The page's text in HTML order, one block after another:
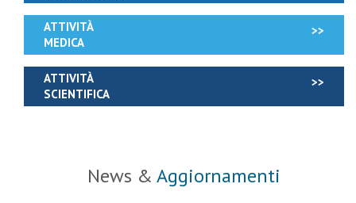
ATTIVITÀ
MEDICA
ATTIVITÀ
SCIENTIFICA
News & Aggiornamenti